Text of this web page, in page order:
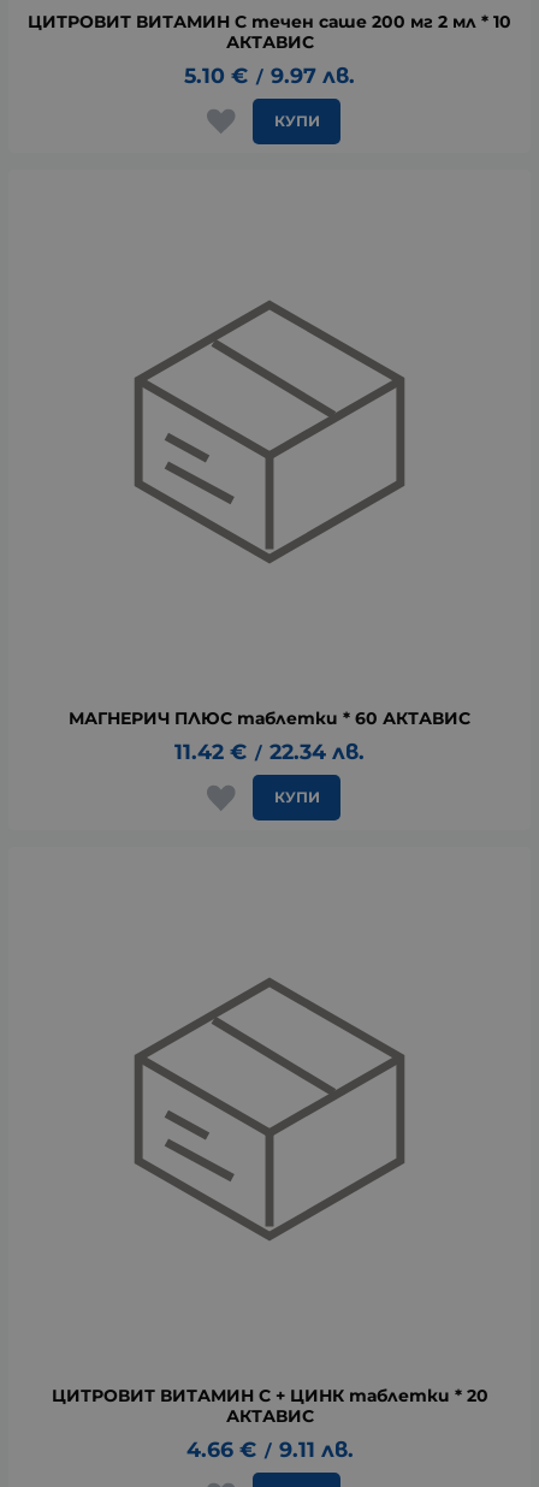
ЦИТРОВИТ ВИТАМИН C течен саше 200 мг 2 мл * 10
АКТАВИС
5.10 € / 9.97 лв.
КУПИ
МАГНЕРИЧ ПЛЮС таблетки * 60 АКТАВИС
11.42 € / 22.34 лв.
КУПИ
ЦИТРОВИТ ВИТАМИН С + ЦИНК таблетки * 20
АКТАВИС
4.66 € / 9.11 лв.